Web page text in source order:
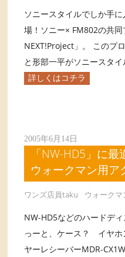
ソニースタイルでしか手
場！ソニー× FM802の共
NEXT!Project」。 このプ
と形部一平がソニースタ
詳しくはコチラ
2005年6月14日
「NW-HD5」に
ウォークマン用ア
ワンズ店員taku ウォーク
NW-HD5などのハードデ
っーと、ケース？ イヤホ
ヤーレシーバーMDR-